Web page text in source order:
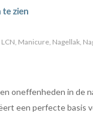
te zien
LCN, Manicure, Nagellak,
oneffenheden in de
een perfecte basis